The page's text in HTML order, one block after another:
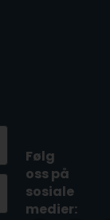
Følg
oss på
sosiale
medier: